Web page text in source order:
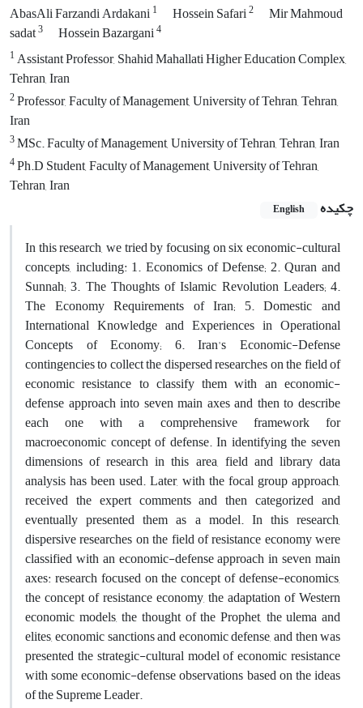
AbasAli Farzandi Ardakani1 Hossein Safari2
Mir Mahmoud
sadat3 Hossein Bazargani4
1Assistant Professor, Shahid Mahallati Higher Education Complex,
Tehran, Iran
2Professor, Faculty of Management, University of Tehran, Tehran,
Iran
3MSc. Faculty of Management, University of Tehran, Tehran, Iran
4Ph.D Student, Faculty of Management, University of Tehran,
Tehran, Iran
چکیده
English
In this research, we tried by focusing on six economic-cultural
concepts, including: 1. Economics of Defense; 2. Quran and
Sunnah; 3. The Thoughts of Islamic Revolution Leaders; 4.
The Economy Requirements of Iran; 5. Domestic and
International Knowledge and Experiences in Operational
Concepts of Economy; 6. Iran's Economic-Defense
contingencies to collect the dispersed researches on the field of
economic resistance to classify them with an economic-
defense approach into seven main axes and then to describe
each one with a comprehensive framework for
macroeconomic concept of defense. In identifying the seven
dimensions of research in this area, field and library data
analysis has been used. Later, with the focal group approach,
received the expert comments and then categorized and
eventually presented them as a model. In this research,
dispersive researches on the field of resistance economy were
classified with an economic-defense approach in seven main
axes: research focused on the concept of defense-economics,
the concept of resistance economy, the adaptation of Western
economic models, the thought of the Prophet, the ulema and
elites, economic sanctions and economic defense, and then was
presented the strategic-cultural model of economic resistance
with some economic-defense observations based on the ideas
of the Supreme Leader.